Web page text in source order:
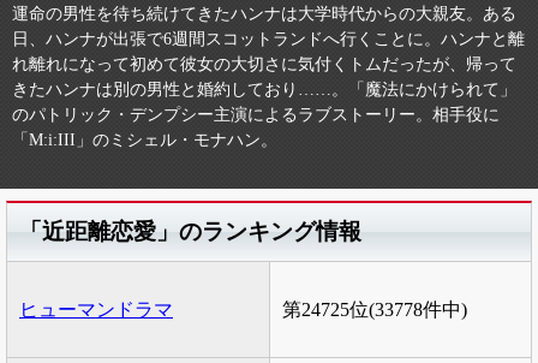
運命の男性を待ち続けてきたハンナは大学時代からの大親友。ある
日、ハンナが出張で6週間スコットランドへ行くことに。ハンナと離
れ離れになって初めて彼女の大切さに気付くトムだったが、帰って
きたハンナは別の男性と婚約しており……。「魔法にかけられて」
のパトリック・デンプシー主演によるラブストーリー。相手役に
「M:i:III」のミシェル・モナハン。
「近距離恋愛」のランキング情報
ヒューマンドラマ 第24725位(33778件中)